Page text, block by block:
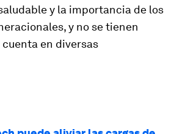
y la importancia de los
y no se tienen
en diversas